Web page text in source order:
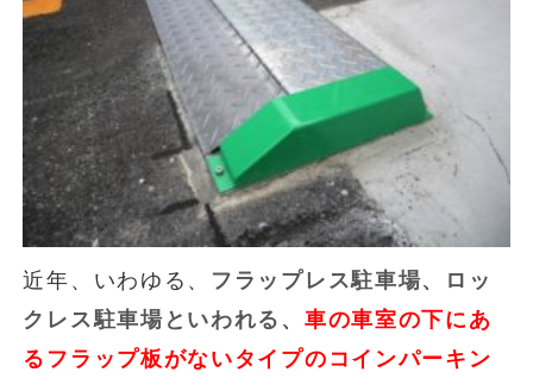
近年、いわゆる、 フラップレス駐車場、ロッ
クレス駐車場といわれる、 車の車室の下にあ
るフラップ板がないタイプのコインパーキン